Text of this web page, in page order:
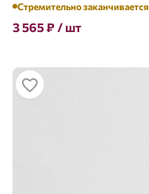
Стремительно заканчивается
3 565₽ / шт